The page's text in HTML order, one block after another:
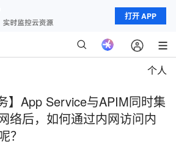
打开 APP
个人
】App Service与APIM同时集
络后，如何通过内网访问内
？